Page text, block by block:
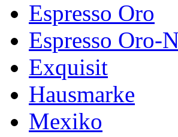
Espresso Oro
Espresso Oro-
Exquisit
Hausmarke
Mexiko